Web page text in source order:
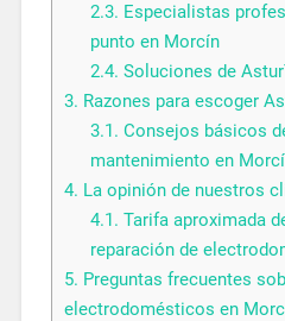
2.3. Especialistas
punto en Morcín
2.4. Soluciones de
3. Razones para escoger
3.1. Consejos básicos
mantenimiento en
4. La opinión de nuestros
4.1. Tarifa aproximada
reparación de
5. Preguntas frecuentes
electrodomésticos en